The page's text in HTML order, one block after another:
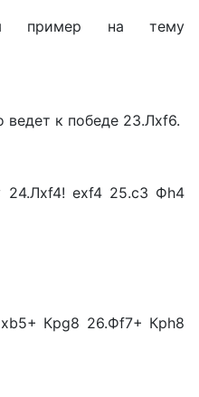
при­мер на тему
ве­дет к победе 23.Лxf6.
24.Лxf4! exf4 25.с3 Фh4
Крg8 26.Фf7+ Крh8